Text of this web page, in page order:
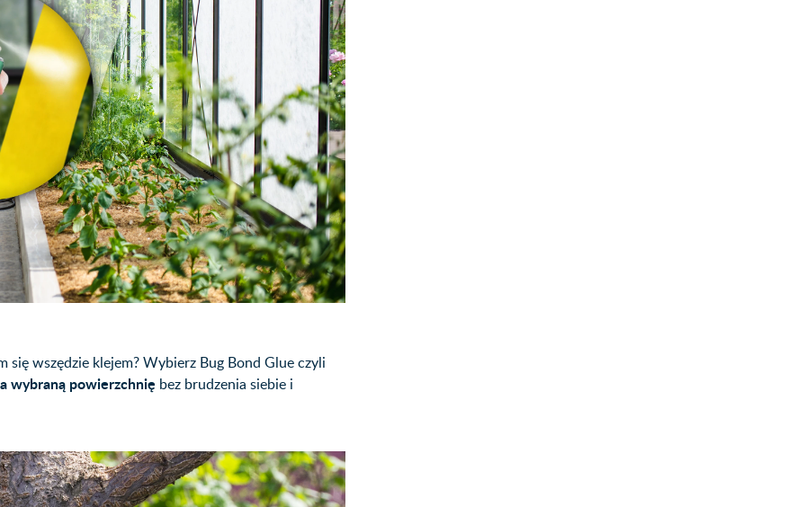
wszędzie klejem? Wybierz Bug Bond Glue czyli
wybraną powierzchnię bez brudzenia siebie i